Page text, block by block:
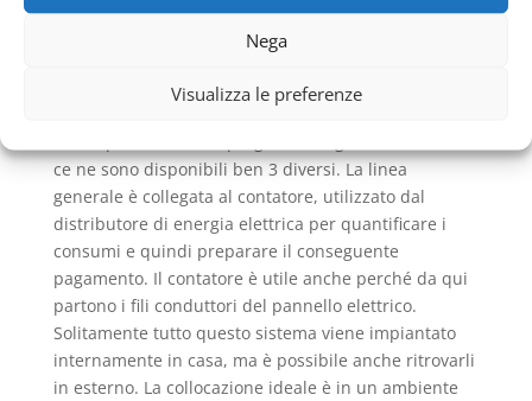
Nega
Visualizza le preferenze
posizionarlo o meno, ma l’importante, per la legge, è
Dal centralino si diramano le linee che sono
ce ne sono disponibili ben 3 diversi. La linea
generale è collegata al contatore, utilizzato dal
distributore di energia elettrica per quantificare i
consumi e quindi preparare il conseguente
pagamento. Il contatore è utile anche perché da qui
partono i fili conduttori del pannello elettrico.
Solitamente tutto questo sistema viene impiantato
internamente in casa, ma è possibile anche ritrovarli
in esterno. La collocazione ideale è in un ambiente